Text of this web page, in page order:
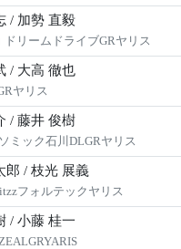
/ 加勢 直毅
ドリームドライブGRヤリス
/ 大高 徹也
ヤリス
/ 藤井 俊樹
ミック石川DLGRヤリス
郎 / 枝光 展義
フォルテックヤリス
/ 小藤 桂一